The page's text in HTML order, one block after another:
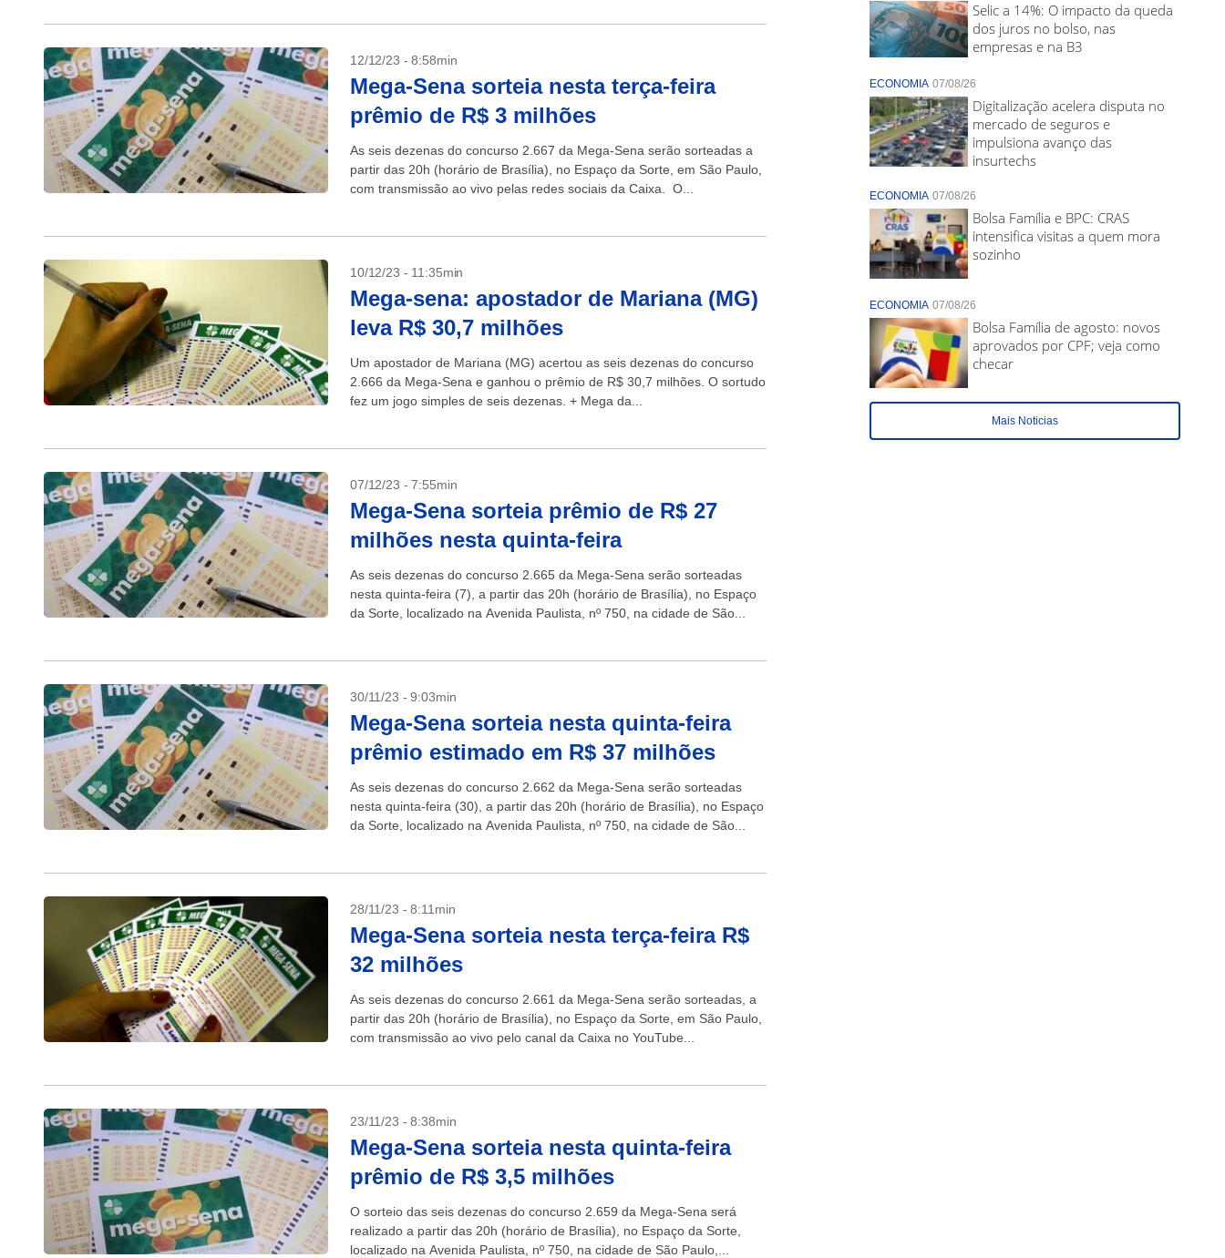
12/12/23 - 8:58min
Mega-Sena sorteia nesta terça-feira
prêmio de R$ 3 milhões
As seis dezenas do concurso 2.667 da Mega-Sena serão sorteadas a
partir das 20h (horário de Brasília), no Espaço da Sorte, em São Paulo,
com transmissão ao vivo pelas redes sociais da Caixa. O...
10/12/23 - 11:35min
Mega-sena: apostador de Mariana (MG)
leva R$ 30,7 milhões
Um apostador de Mariana (MG) acertou as seis dezenas do concurso
2.666 da Mega-Sena e ganhou o prêmio de R$ 30,7 milhões. O sortudo
fez um jogo simples de seis dezenas. + Mega da...
07/12/23 - 7:55min
Mega-Sena sorteia prêmio de R$ 27
milhões nesta quinta-feira
As seis dezenas do concurso 2.665 da Mega-Sena serão sorteadas
nesta quinta-feira (7), a partir das 20h (horário de Brasília), no Espaço
da Sorte, localizado na Avenida Paulista, nº 750, na cidade de São...
30/11/23 - 9:03min
Mega-Sena sorteia nesta quinta-feira
prêmio estimado em R$ 37 milhões
As seis dezenas do concurso 2.662 da Mega-Sena serão sorteadas
nesta quinta-feira (30), a partir das 20h (horário de Brasília), no Espaço
da Sorte, localizado na Avenida Paulista, nº 750, na cidade de São...
28/11/23 - 8:11min
Mega-Sena sorteia nesta terça-feira R$
32 milhões
As seis dezenas do concurso 2.661 da Mega-Sena serão sorteadas, a
partir das 20h (horário de Brasília), no Espaço da Sorte, em São Paulo,
com transmissão ao vivo pelo canal da Caixa no YouTube...
23/11/23 - 8:38min
Mega-Sena sorteia nesta quinta-feira
prêmio de R$ 3,5 milhões
O sorteio das seis dezenas do concurso 2.659 da Mega-Sena será
realizado a partir das 20h (horário de Brasília), no Espaço da Sorte,
localizado na Avenida Paulista, nº 750, na cidade de São Paulo,...
Selic a 14%: O impacto da queda
dos juros no bolso, nas
empresas e na B3
ECONOMIA 07/08/26
Digitalização acelera disputa no
mercado de seguros e
impulsiona avanço das
insurtechs
ECONOMIA 07/08/26
Bolsa Família e BPC: CRAS
intensifica visitas a quem mora
sozinho
ECONOMIA 07/08/26
Bolsa Família de agosto: novos
aprovados por CPF; veja como
checar
Mais Noticias